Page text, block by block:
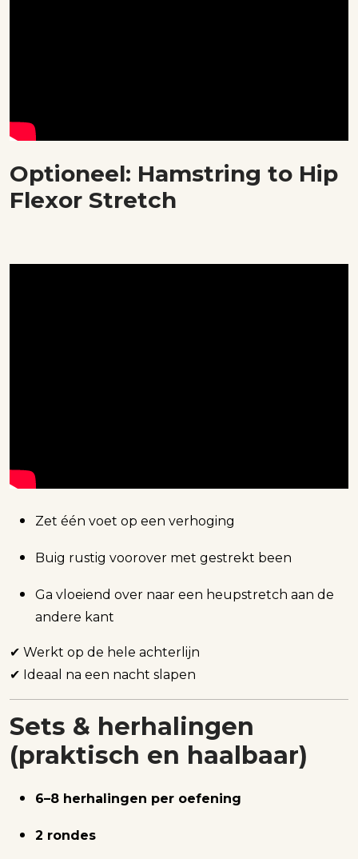
Optioneel: Hamstring to Hip
Flexor Stretch
Zet één voet op een verhoging
Buig rustig voorover met gestrekt been
Ga vloeiend over naar een heupstretch aan de
andere kant
✔ Werkt op de hele achterlijn
✔ Ideaal na een nacht slapen
Sets & herhalingen
(praktisch en haalbaar)
6–8 herhalingen per oefening
2 rondes